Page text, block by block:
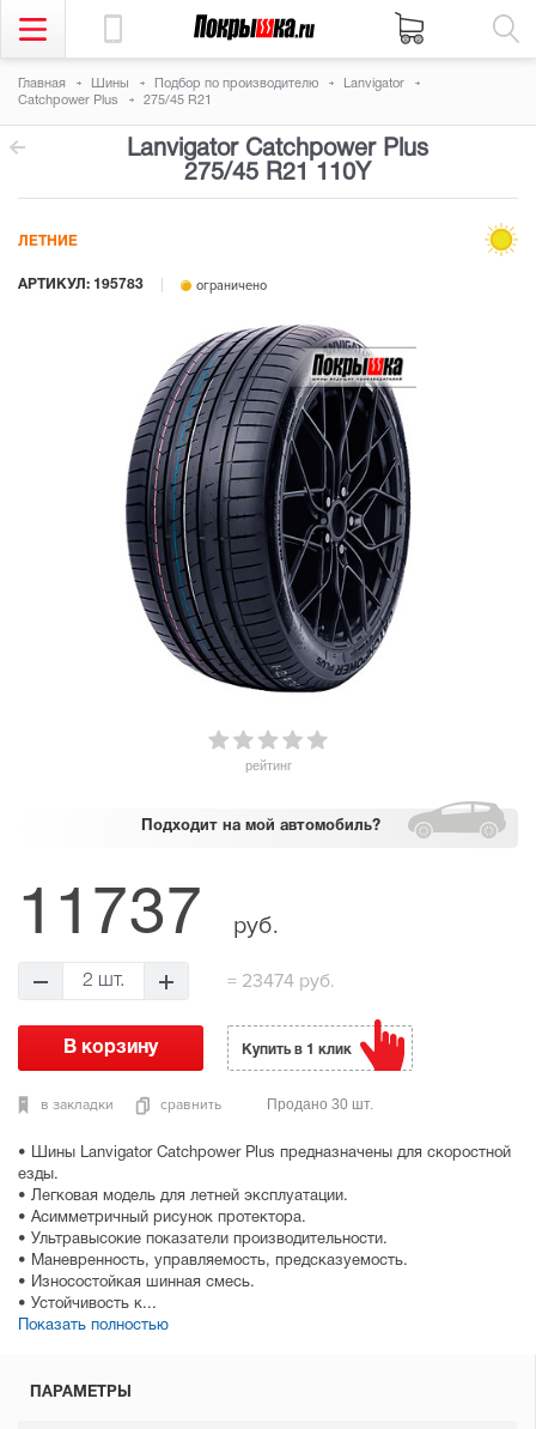
Главная Шины Подбор по производителю
Lanvigator
Catchpower Plus
275/45 R21
Lanvigator Catchpower Plus
275/45 R21 110Y
рейтинг
АРТИКУЛ: 195783 ограничено
ЛЕТНИЕ
Подходит на мой автомобиль?
• Шины Lanvigator Catchpower Plus предназначены для скоростной
езды.
• Легковая модель для летней эксплуатации.
• Асимметричный рисунок протектора.
• Ультравысокие показатели производительности.
• Маневренность, управляемость, предсказуемость.
• Износостойкая шинная смесь.
• Устойчивость к...
Показать полностью
11737 руб.
2 шт. = 23474 руб.
в закладки сравнить
Купить в 1 клик
Продано 30 шт.
ПАРАМЕТРЫ